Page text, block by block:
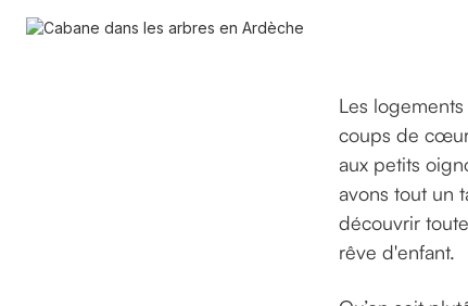
Les
coups de
aux petits
avons tout un
découvrir
rêve d'enfant.